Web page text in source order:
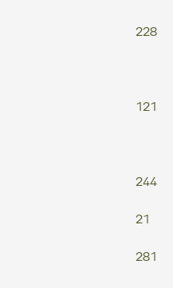
228
121
244
21
281